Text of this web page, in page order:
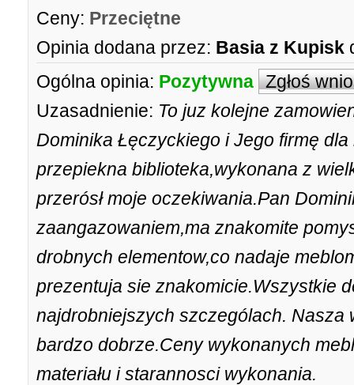
Ceny: Przeciętne
Opinia dodana przez: Basia z Kupisk
Ogólna opinia: Pozytywna Zgłoś
Uzasadnienie: To juz kolejne
Dominika Łęczyckiego i Jego firmę
przepiekna biblioteka,wykonana z
przerósł moje oczekiwania.Pan
zaangazowaniem,ma znakomite
drobnych elementow,co nadaje
prezentuja sie znakomicie.Wszystkie
najdrobniejszych szczególach. Nasza
bardzo dobrze.Ceny wykonanych
materiału i starannosci wykonania.